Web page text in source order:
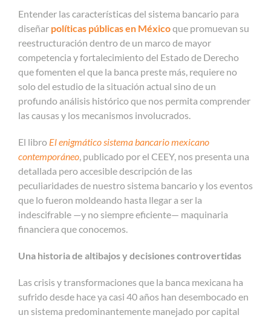
Entender las características del sistema bancario para
diseñar políticas públicas en Méxicoque promuevan su
reestructuración dentro de un marco de mayor
competencia y fortalecimiento del Estado de Derecho
que fomenten el que la banca preste más, requiere no
solo del estudio de la situación actual sino de un
profundo análisis histórico que nos permita comprender
las causas y los mecanismos involucrados.
El libro El enigmático sistema bancario mexicano
contemporáneo, publicado por el CEEY, nos presenta una
detallada pero accesible descripción de las
peculiaridades de nuestro sistema bancario y los eventos
que lo fueron moldeando hasta llegar a ser la
indescifrable —y no siempre eficiente— maquinaria
financiera que conocemos.
Una historia de altibajos y decisiones controvertidas
Las crisis y transformaciones que la banca mexicana ha
sufrido desde hace ya casi 40 años han desembocado en
un sistema predominantemente manejado por capital